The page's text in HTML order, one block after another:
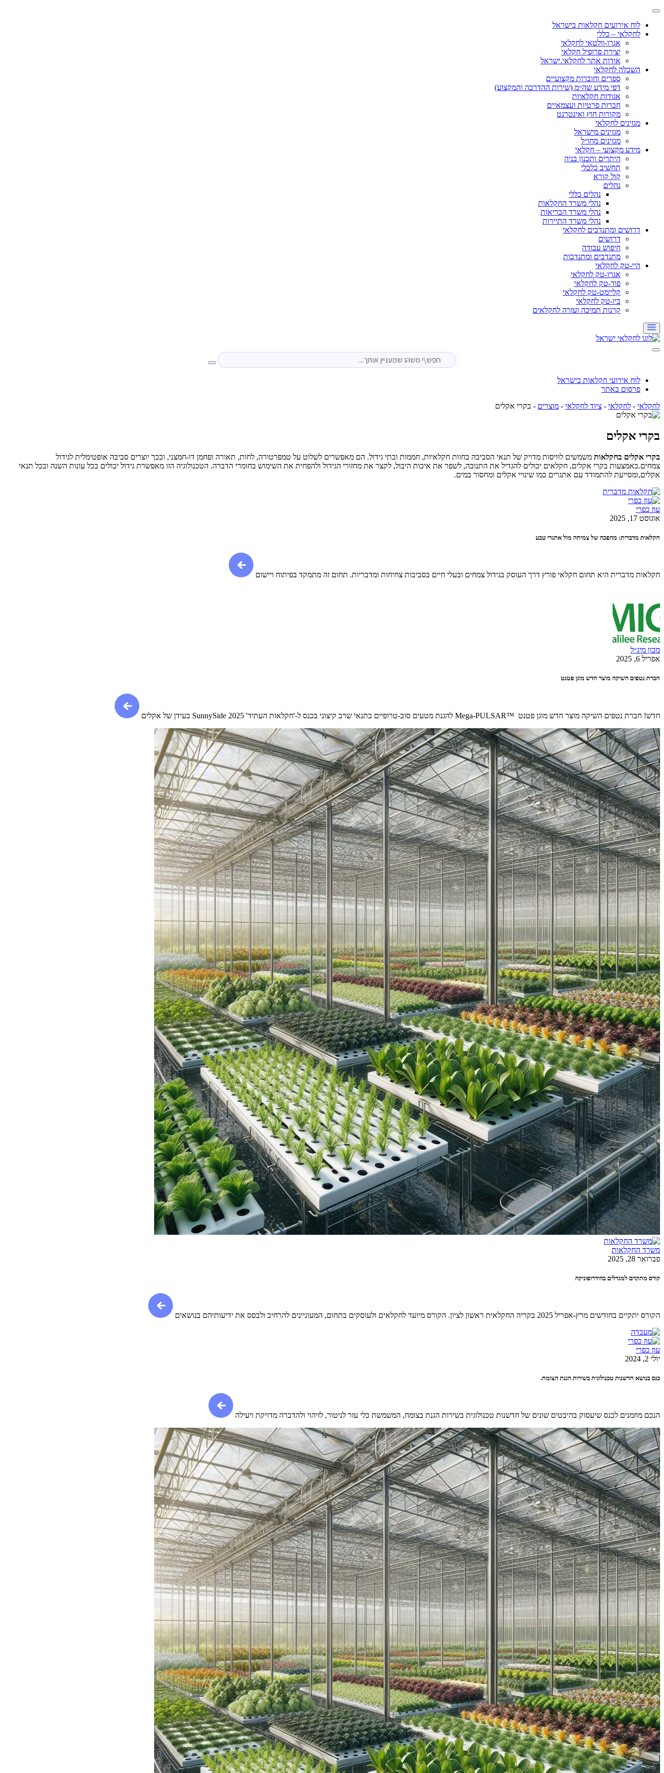
לוח אירועים חקלאות בישראל
לחקלאי – כללי
אגרו-וולטאי לחקלאי
יצירת פרופיל חקלאי
אודות אתר לחקלאי.ישראל
השכלה לחקלאי
ספרים וחוברות מקצועיים
דפי מידע שה״מ (שירות ההדרכה והמקצוע)
אגודות חקלאיות
חברות פרטיות ועצמאיים
מקורות חוץ ואינטרנט
מגזינים לחקלאי
מגזינים מישראל
מגזינים מחו״ל
מידע מקצועי – חקלאי
היתרים ותכנון בניה
תחשיב כלכלי
קול קורא
נהלים
נהלים כללי
נהלי משרד החקלאות
נהלי משרד הבריאות
נהלי משרד התיירות
דרושים ומתנדבים לחקלאי
דרושים
חיפוש עבודה
מתנדבים ומתנדבות
היי-טק לחקלאי
אגרו-טק לחקלאי
פוד-טק לחקלאי
קליימט-טק לחקלאי
ביו-טק לחקלאי
קרנות תמיכה ועזרה לחקלאים
לוח אירועי חקלאות בישראל
פרסום באתר
לחקלאי - לחקלאי - ציוד לחקלאי - מוצרים - בקרי אקלים
בקרי אקלים
בקרי אקלים בחקלאות משמשים לוויסות מדויק של תנאי הסביבה בחוות חקלאיות, חממות ובתי גידול. הם מאפשרים לשלוט על טמפרטורה, לחות, תאורה ופחמן דו-חמצני, ובכך יוצרים סביבה אופטימלית לגידול
צמחים.באמצעות בקרי אקלים, חקלאים יכולים להגדיל את התנובה, לשפר את איכות היבול, לקצר את מחזורי הגידול ולהפחית את השימוש בחומרי הדברה. הטכנולוגיה הזו מאפשרת גידול יבולים בכל עונות השנה ובכל תנאי
אקלים,ומסייעת להתמודד עם אתגרים כמו שינויי אקלים ומחסור במים.
עוז כפרי
אוגוסט 17, 2025
חקלאות מדברית: מהפכה של צמיחה מול אתגרי טבע
חקלאות מדברית היא תחום חקלאי פורץ דרך העוסק בגידול צמחים ובעלי חיים בסביבות צחיחות ומדבריות. תחום זה מתמקד בפיתוח ויישום
מכון מיג״ל
אפריל 6, 2025
חברת נטפים השיקה מוצר חדש מוגן פטנט
חדש! חברת נטפים השיקה מוצר חדש מוגן פטנט ™Mega-PULSAR להגנת מטעים סוב-טרופיים בתנאי שרב קיצוני בכנס ל-'חקלאות העתיד' SunnySide 2025 בעידן של אקלים
משרד החקלאות
פברואר 28, 2025
קורס מתקדם למגדלים בהידרופוניקה
הקורס יתקיים בחודשים מרץ-אפריל 2025 בקריה החקלאית ראשון לציון. הקורס מיועד לחקלאים ולעוסקים בתחום, המעוניינים להרחיב ולבסס את ידיעותיהם בנושאים
עוז כפרי
יולי 2, 2024
כנס בנושא חדשנות טכנולוגית בשירות הגנת הצומח.
הנכם מוזמנים לכנס שיעסוק בהיבטים שונים של חדשנות טכנולוגית בשירות הגנת בצומח, המשמשת כלי עזר לניטור, לזיהוי ולהדברה מדויקת ויעילה